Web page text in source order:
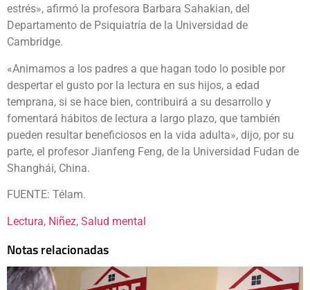
estrés», afirmó la profesora Barbara Sahakian, del
Departamento de Psiquiatría de la Universidad de
Cambridge.
«Animamos a los padres a que hagan todo lo posible por
despertar el gusto por la lectura en sus hijos, a edad
temprana, si se hace bien, contribuirá a su desarrollo y
fomentará hábitos de lectura a largo plazo, que también
pueden resultar beneficiosos en la vida adulta», dijo, por su
parte, el profesor Jianfeng Feng, de la Universidad Fudan de
Shanghái, China.
FUENTE: Télam.
Lectura, Niñez, Salud mental
Notas relacionadas